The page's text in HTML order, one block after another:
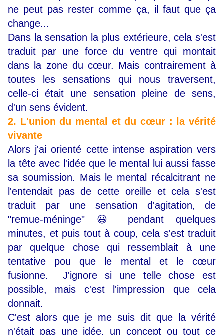
ne peut pas rester comme ça, il faut que ça
change...
Dans la sensation la plus extérieure, cela s'est
traduit par une force du ventre qui montait
dans la zone du cœur. Mais contrairement à
toutes les sensations qui nous traversent,
celle-ci était une sensation pleine de sens,
d'un sens évident.
2. L'union du mental et du cœur : la vérité
vivante
Alors j'ai orienté cette intense aspiration vers
la tête avec l'idée que le mental lui aussi fasse
sa soumission. Mais le mental récalcitrant ne
l'entendait pas de cette oreille et cela s'est
traduit par une sensation d'agitation, de
"remue-méninge" 😃 pendant quelques
minutes, et puis tout à coup, cela s'est traduit
par quelque chose qui ressemblait à une
tentative pou que le mental et le cœur
fusionne. J'ignore si une telle chose est
possible, mais c'est l'impression que cela
donnait.
C'est alors que je me suis dit que la vérité
n'était pas une idée, un concept ou tout ce